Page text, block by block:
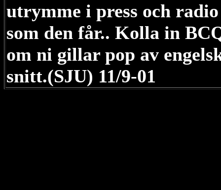
utrymme i press och radio
som den får.. Kolla in
om ni gillar pop av
snitt.(SJU) 11/9-01